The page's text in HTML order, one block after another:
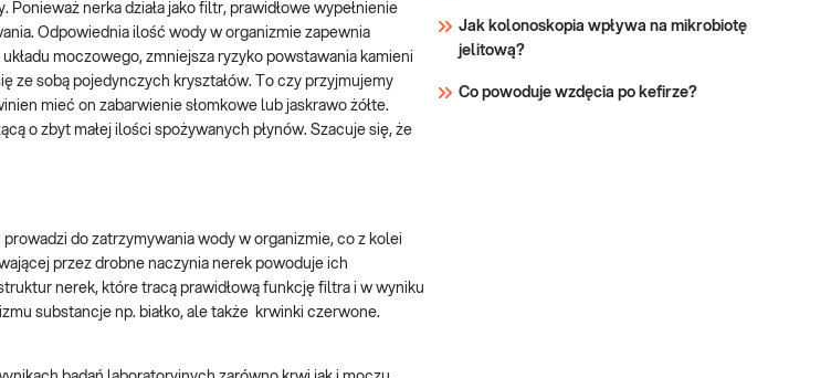
nerka działa jako filtr, prawidłowe wypełnienie
Odpowiednia ilość wody w organizmie zapewnia
moczowego, zmniejsza ryzyko powstawania kamieni
ze sobą pojedynczych kryształów. To czy przyjmujemy
mieć on zabarwienie słomkowe lub jaskrawo żółte.
o zbyt małej ilości spożywanych płynów. Szacuje się, że
do zatrzymywania wody w organizmie, co z kolei
przez drobne naczynia nerek powoduje ich
nerek, które tracą prawidłową funkcję filtra i w wyniku
substancje np. białko, ale także krwinki czerwone.
Jak kolonoskopia wpływa na mikrobiotę
jelitową?
Co powoduje wzdęcia po kefirze?